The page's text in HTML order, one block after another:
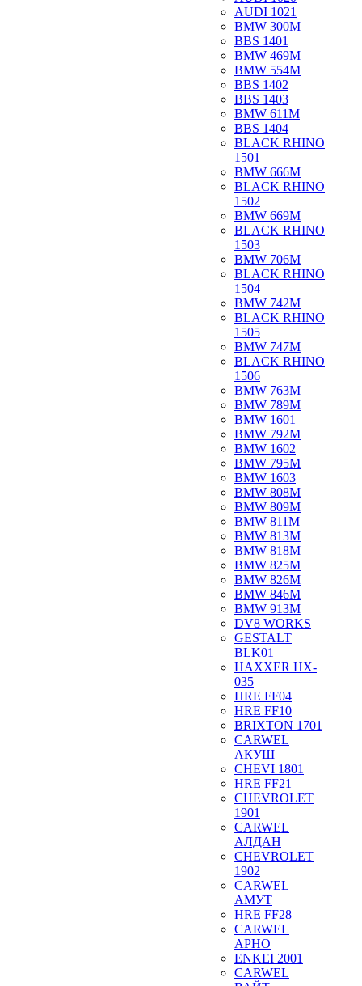
AUDI 1021
BMW 300M
BBS 1401
BMW 469M
BMW 554M
BBS 1402
BBS 1403
BMW 611M
BBS 1404
BLACK RHINO
1501
BMW 666M
BLACK RHINO
1502
BMW 669M
BLACK RHINO
1503
BMW 706M
BLACK RHINO
1504
BMW 742M
BLACK RHINO
1505
BMW 747M
BLACK RHINO
1506
BMW 763M
BMW 789M
BMW 1601
BMW 792M
BMW 1602
BMW 795M
BMW 1603
BMW 808M
BMW 809M
BMW 811M
BMW 813M
BMW 818M
BMW 825M
BMW 826M
BMW 846M
BMW 913M
DV8 WORKS
GESTALT
BLK01
HAXXER HX-
035
HRE FF04
HRE FF10
BRIXTON 1701
CARWEL
АКУШ
CHEVI 1801
HRE FF21
CHEVROLET
1901
CARWEL
АЛДАН
CHEVROLET
1902
CARWEL
АМУТ
HRE FF28
CARWEL
АРНО
ENKEI 2001
CARWEL